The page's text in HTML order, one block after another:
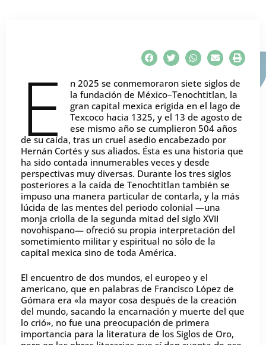
E
n 2025 se conmemoraron siete siglos de
la fundación de México–Tenochtitlan, la
gran capital mexica erigida en el lago de
Texcoco hacia 1325, y el 13 de agosto de
ese mismo año se cumplieron 504 años
de su caída, tras un cruel asedio encabezado por
Hernán Cortés y sus aliados. Ésta es una historia que
ha sido contada innumerables veces y desde
perspectivas muy diversas. Durante los tres siglos
posteriores a la caída de Tenochtitlan también se
impuso una manera particular de contarla, y la más
lúcida de las mentes del periodo colonial —una
monja criolla de la segunda mitad del siglo XVII
novohispano— ofreció su propia interpretación del
sometimiento militar y espiritual no sólo de la
capital mexica sino de toda América.
El encuentro de dos mundos, el europeo y el
americano, que en palabras de Francisco López de
Gómara era «la mayor cosa después de la creación
del mundo, sacando la encarnación y muerte del que
lo crió», no fue una preocupación de primera
importancia para la literatura de los Siglos de Oro,